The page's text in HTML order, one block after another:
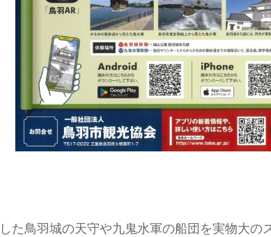
た鳥羽城の天守や九鬼水軍の船団を実物大の